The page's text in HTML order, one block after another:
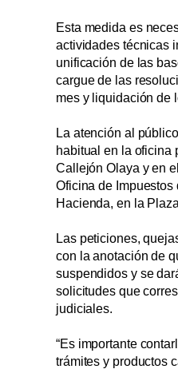
Esta medida es
actividades técnicas
unificación de las
cargue de las
mes y liquidación de
La atención al
habitual en la oficina
Callejón Olaya y en
Oficina de
Hacienda, en la
Las peticiones,
con la anotación de
suspendidos y se
solicitudes que
judiciales.
“Es importante
trámites y productos